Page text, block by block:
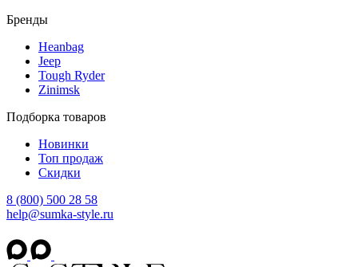
Бренды
Heanbag
Jeep
Tough Ryder
Zinimsk
Подборка товаров
Новинки
Топ продаж
Скидки
8 (800) 500 28 58
help@sumka-style.ru